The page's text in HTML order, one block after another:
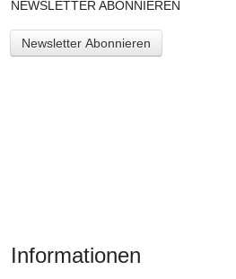
NEWSLETTER ABONNIEREN
Newsletter Abonnieren
Informationen